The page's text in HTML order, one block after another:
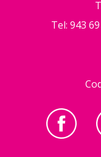
Tel: 943